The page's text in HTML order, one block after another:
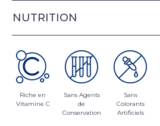
NUTRITION
Riche en
Vitamine C
Sans Agents
de
Conservation
Sans
Colorants
Artificiels